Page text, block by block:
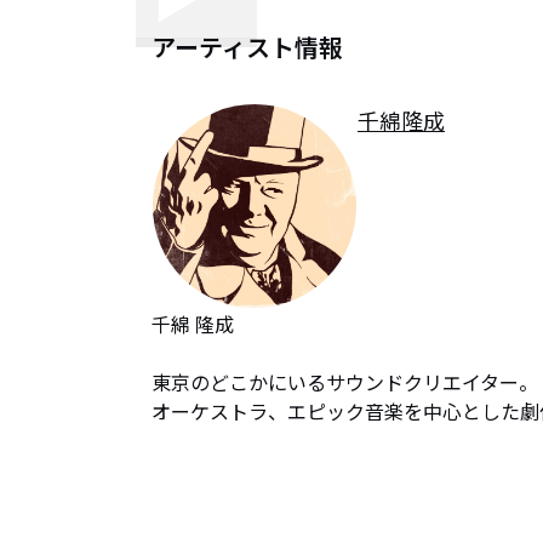
アーティスト情報
千綿隆成
千綿 隆成
東京のどこかにいるサウンドクリエイター。
オーケストラ、エピック音楽を中心とした劇